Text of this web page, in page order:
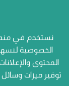
منصاتنا
الإتصال بنا
أرشيف
نستخدم في
الخصوصية
المحتوى
توفير ميزات وسائل